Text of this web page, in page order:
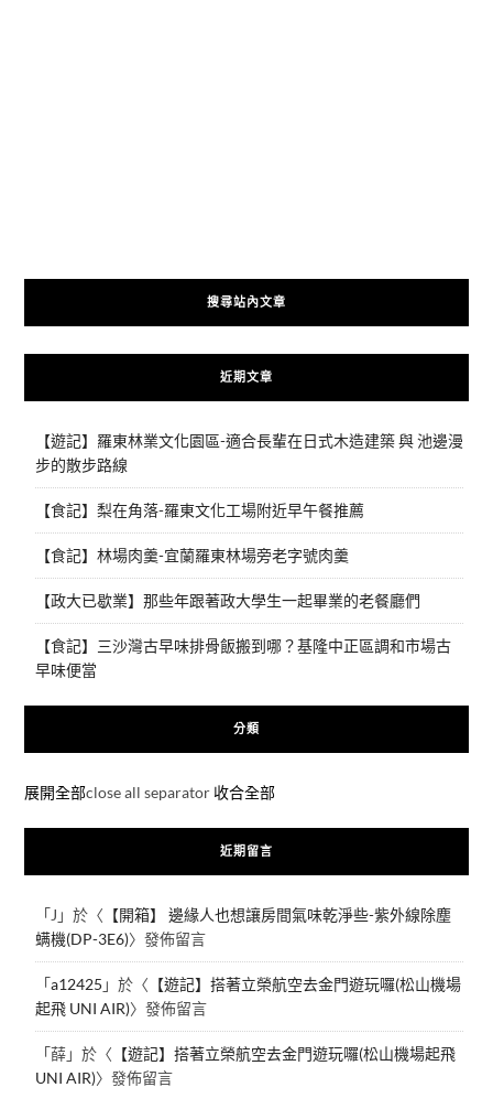
搜尋站內文章
近期文章
【遊記】羅東林業文化園區-適合長輩在日式木造建築 與 池邊漫
步的散步路線
【食記】梨在角落-羅東文化工場附近早午餐推薦
【食記】林場肉羹-宜蘭羅東林場旁老字號肉羹
【政大已歇業】那些年跟著政大學生一起畢業的老餐廳們
【食記】三沙灣古早味排骨飯搬到哪？基隆中正區調和市場古
早味便當
分類
展開全部close all separator 收合全部
近期留言
「J 」於〈 【開箱】 邊緣人也想讓房間氣味乾淨些-紫外線除塵
螨機(DP-3E6)〉發佈留言
「a12425 」於〈 【遊記】搭著立榮航空去金門遊玩囉(松山機場
起飛 UNI AIR)〉發佈留言
「薛」於〈 【遊記】搭著立榮航空去金門遊玩囉(松山機場起飛
UNI AIR)〉發佈留言